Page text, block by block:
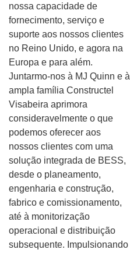
nossa capacidade de
fornecimento, serviço e
suporte aos nossos clientes
no Reino Unido, e agora na
Europa e para além.
Juntarmo-nos à MJ Quinn e à
ampla família Constructel
Visabeira aprimora
consideravelmente o que
podemos oferecer aos
nossos clientes com uma
solução integrada de BESS,
desde o planeamento,
engenharia e construção,
fabrico e comissionamento,
até à monitorização
operacional e distribuição
subsequente. Impulsionando